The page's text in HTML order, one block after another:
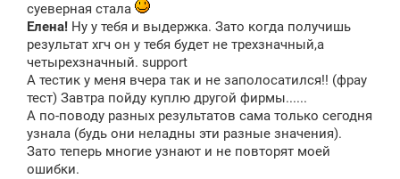
суеверная стала
Елена! Ну у тебя и выдержка. Зато когда получишь
результат хгч он у тебя будет не трехзначный,а
четырехзначный. support
А тестик у меня вчера так и не заполосатился!! (фрау
тест) Завтра пойду куплю другой фирмы......
А по-поводу разных результатов сама только сегодня
узнала (будь они неладны эти разные значения).
Зато теперь многие узнают и не повторят моей
ошибки.